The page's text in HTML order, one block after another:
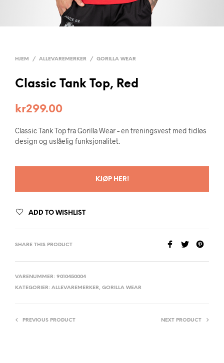
HJEM / ALLEVAREMERKER / GORILLA WEAR
Classic Tank Top, Red
kr299.00
Classic Tank Top fra Gorilla Wear – en treningsvest med tidløs
design og uslåelig funksjonalitet.
KJØP HER!
ADD TO WISHLIST
SHARE THIS PRODUCT
VARENUMMER: 9010450004
KATEGORIER: ALLEVAREMERKER, GORILLA WEAR
PREVIOUS PRODUCT NEXT PRODUCT